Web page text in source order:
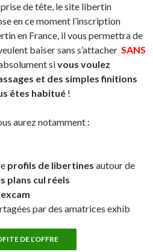
prise de tête, le site libertin
en ce moment l’inscription
en France, il vous permettra de
baiser sans s’attacher SANS
sivous voulez
et des simples finitions
êtes habitué !
aurez notamment :
profils de libertines autour de
plans cul réels
par des amatrices exhib
DE L’OFFRE